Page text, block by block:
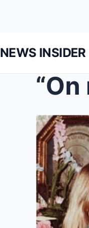
NEWS INSIDER